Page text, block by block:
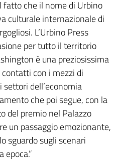
fatto che il nome di Urbino
culturale internazionale di
L’Urbino Press
per tutto il territorio
è una preziosissima
con i mezzi di
dell’economia
che poi segue, con la
del premio nel Palazzo
un passaggio emozionante,
sguardo sugli scenari